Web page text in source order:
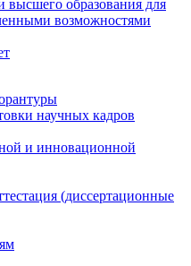
образования для
возможностями
научных кадров
и инновационной
(диссертационные